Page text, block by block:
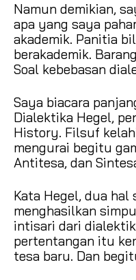
Namun demikian,
apa yang saya
akademik. Panitia
berakademik.
Soal kebebasan
Saya biacara
Dialektika Hegel,
History. Filsuf
mengurai begitu
Antitesa, dan
Kata Hegel, dua
menghasilkan
intisari dari
pertentangan itu
tesa baru. Dan